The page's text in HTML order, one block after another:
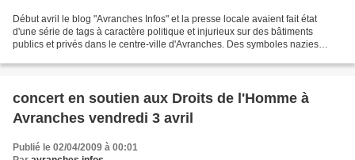
Début avril le blog "Avranches Infos" et la presse locale avaient fait état
d'une série de tags à caractère politique et injurieux sur des bâtiments
publics et privés dans le centre-ville d'Avranches. Des symboles nazies
concert en soutien aux Droits de l'Homme à
Avranches vendredi 3 avril
Publié le 02/04/2009 à 00:01